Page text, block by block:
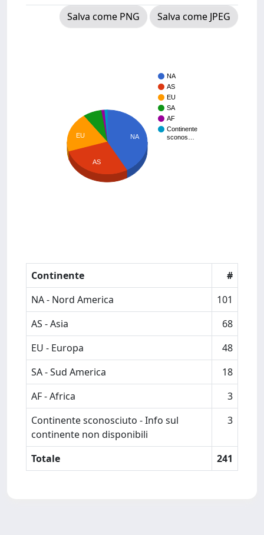
Salva come PNG
Salva come JPEG
NA
AS
EU
SA
AF
Continente
sconos…
NA
EU
AS
Continente
#
NA - Nord America
101
AS - Asia
68
EU - Europa
48
SA - Sud America
18
AF - Africa
3
Continente sconosciuto - Info sul
continente non disponibili
3
Totale 241